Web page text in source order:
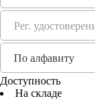
Рег.
По алфавиту
Доступность
На складе